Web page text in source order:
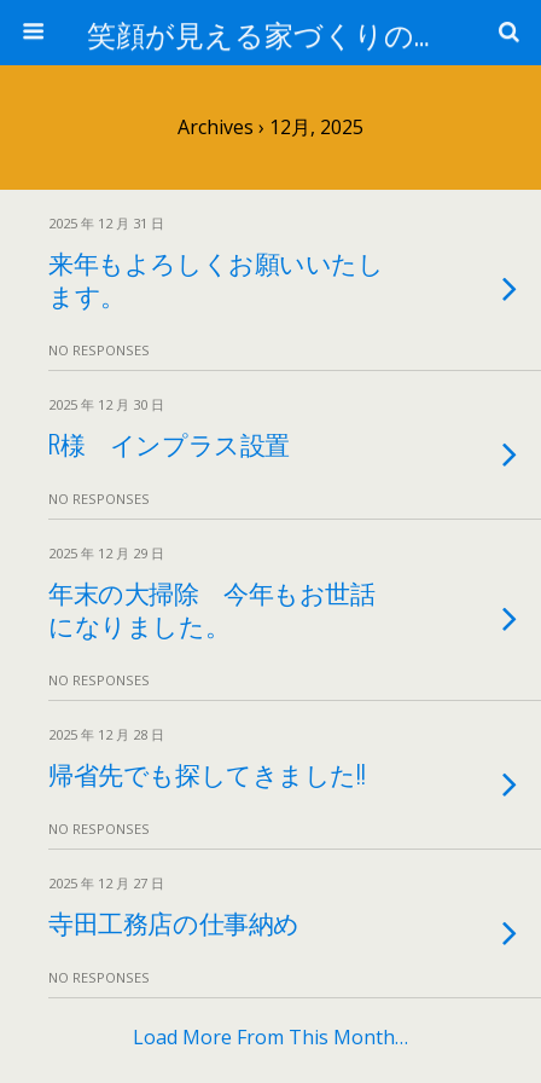
笑顔が見える家づくりの仕事人ブログ
Archives › 12月, 2025
2025 年 12 月 31 日
来年もよろしくお願いいたし
ます。
NO RESPONSES
2025 年 12 月 30 日
R様 インプラス設置
NO RESPONSES
2025 年 12 月 29 日
年末の大掃除 今年もお世話
になりました。
NO RESPONSES
2025 年 12 月 28 日
帰省先でも探してきました!!
NO RESPONSES
2025 年 12 月 27 日
寺田工務店の仕事納め
NO RESPONSES
Load More From This Month…